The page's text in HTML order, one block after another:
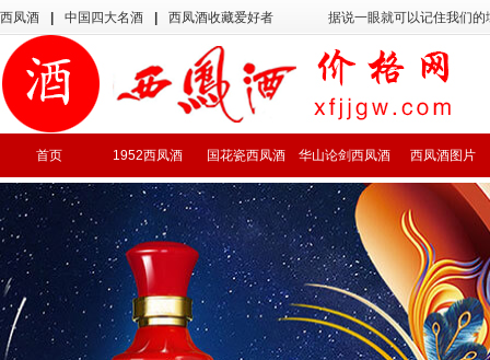
西凤酒 中国四大名酒 西凤酒收藏爱好者 据说一眼就可以记住我们
首页 1952西凤酒 国花瓷西凤酒 华山论剑西凤酒 西凤酒图片